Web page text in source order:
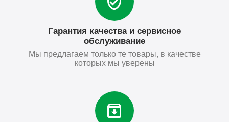
Гарантия качества и сервисное
обслуживание
Мы предлагаем только те товары, в качестве
которых мы уверены